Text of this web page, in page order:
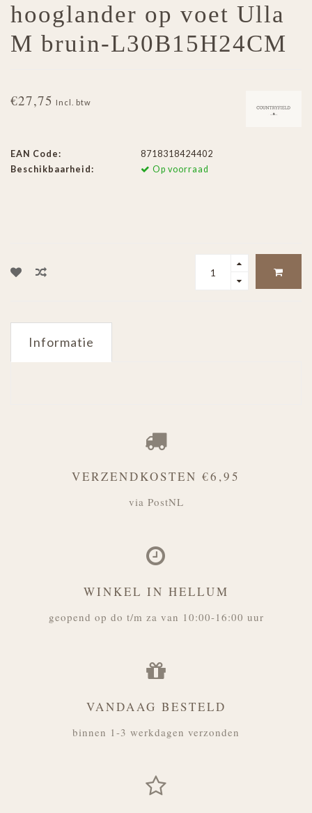
hooglander op voet Ulla
M bruin-L30B15H24CM
€27,75 Incl. btw
EAN Code:
8718318424402
Beschikbaarheid:
Op voorraad
Informatie
VERZENDKOSTEN €6,95
via PostNL
WINKEL IN HELLUM
geopend op do t/m za van 10:00-16:00 uur
VANDAAG BESTELD
binnen 1-3 werkdagen verzonden